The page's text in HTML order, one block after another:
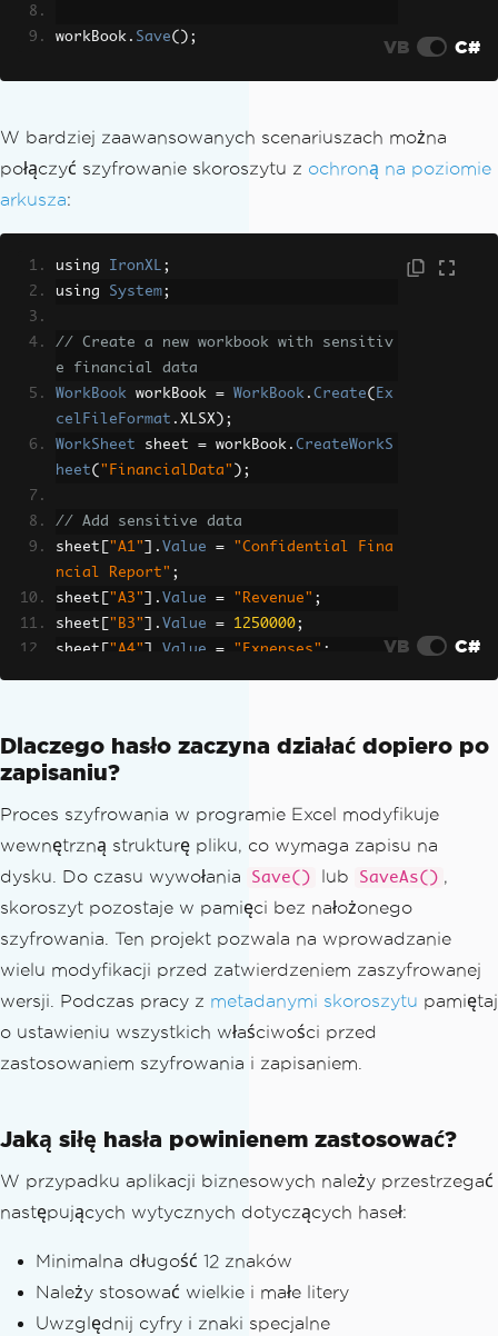
workBook . Save(); VB C#
W bardziej zaawansowanych scenariuszach można
połączyć szyfrowanie skoroszytu z ochroną na poziomie
arkusza:
using IronXL ;
using System;
// Create a new workbook with sensitiv
e financial data
WorkBook workBook = WorkBook . Create( Ex
celFileFormat . XLSX );
WorkSheet sheet = workBook . CreateWorkS
heet( "FinancialData" );
// Add sensitive data
sheet
"A1" ]. Value =
"Confidential Fina
ncial Report" ;
sheet
"A3" ]. Value = "Revenue" ;
sheet
"B3" ]. Value = 1250000;
sheet [ "A4" ]. Value = "Expenses" ;
sheet[ "B3:B4" ].FormatString =
"$#,##0.
00";
password
workBook.Encrypt("F!n@nc3_S3cur3_202
4");
workBook
SaveAs
ypted.xlsx");
Console.WriteLine("Workbook encrypted
VB C#
Dlaczego hasło zaczyna działać dopiero po
zapisaniu?
Proces szyfrowania w programie Excel modyfikuje
wewnętrzną strukturę pliku, co wymaga zapisu na
dysku. Do czasu wywołania
Save() lub SaveAs() ,
skoroszyt pozostaje w pamięci bez nałożonego
szyfrowania. Ten projekt pozwala na wprowadzanie
wielu modyfikacji przed zatwierdzeniem zaszyfrowanej
wersji. Podczas pracy z metadanymi skoroszytu pamiętaj
o ustawieniu wszystkich właściwości przed
zastosowaniem szyfrowania i zapisaniem.
Jaką siłę hasła powinienem zastosować?
W przypadku aplikacji biznesowych należy przestrzegać
następujących wytycznych dotyczących haseł:
Minimalna długość 12 znaków
Należy stosować wielkie i małe litery
Uwzględnij cyfry i znaki specjalne